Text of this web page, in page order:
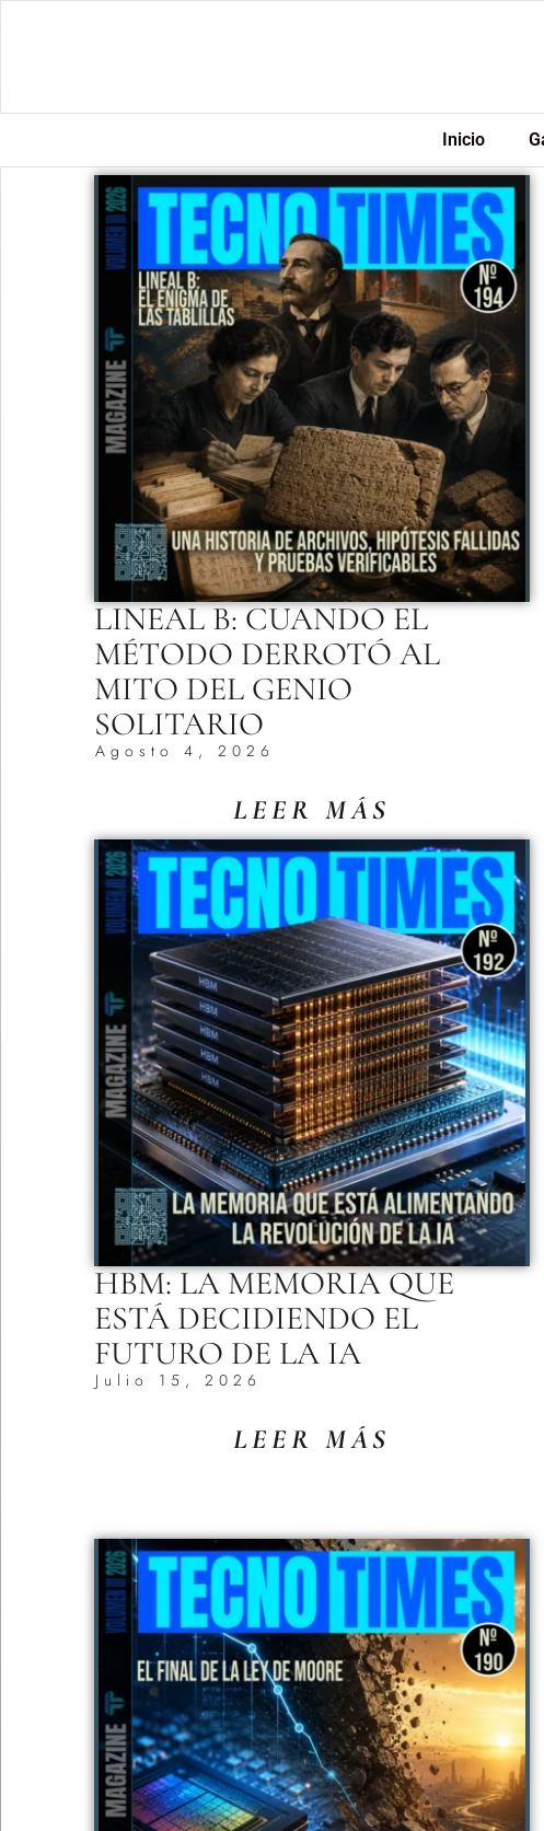
Inicio
LINEAL B: CUANDO EL
MÉTODO DERROTÓ AL
MITO DEL GENIO
SOLITARIO
Agosto 4, 2026
LEER MÁS
HBM: LA MEMORIA QUE
ESTÁ DECIDIENDO EL
FUTURO DE LA IA
Julio 15, 2026
LEER MÁS